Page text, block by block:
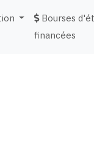
Bourses
financées